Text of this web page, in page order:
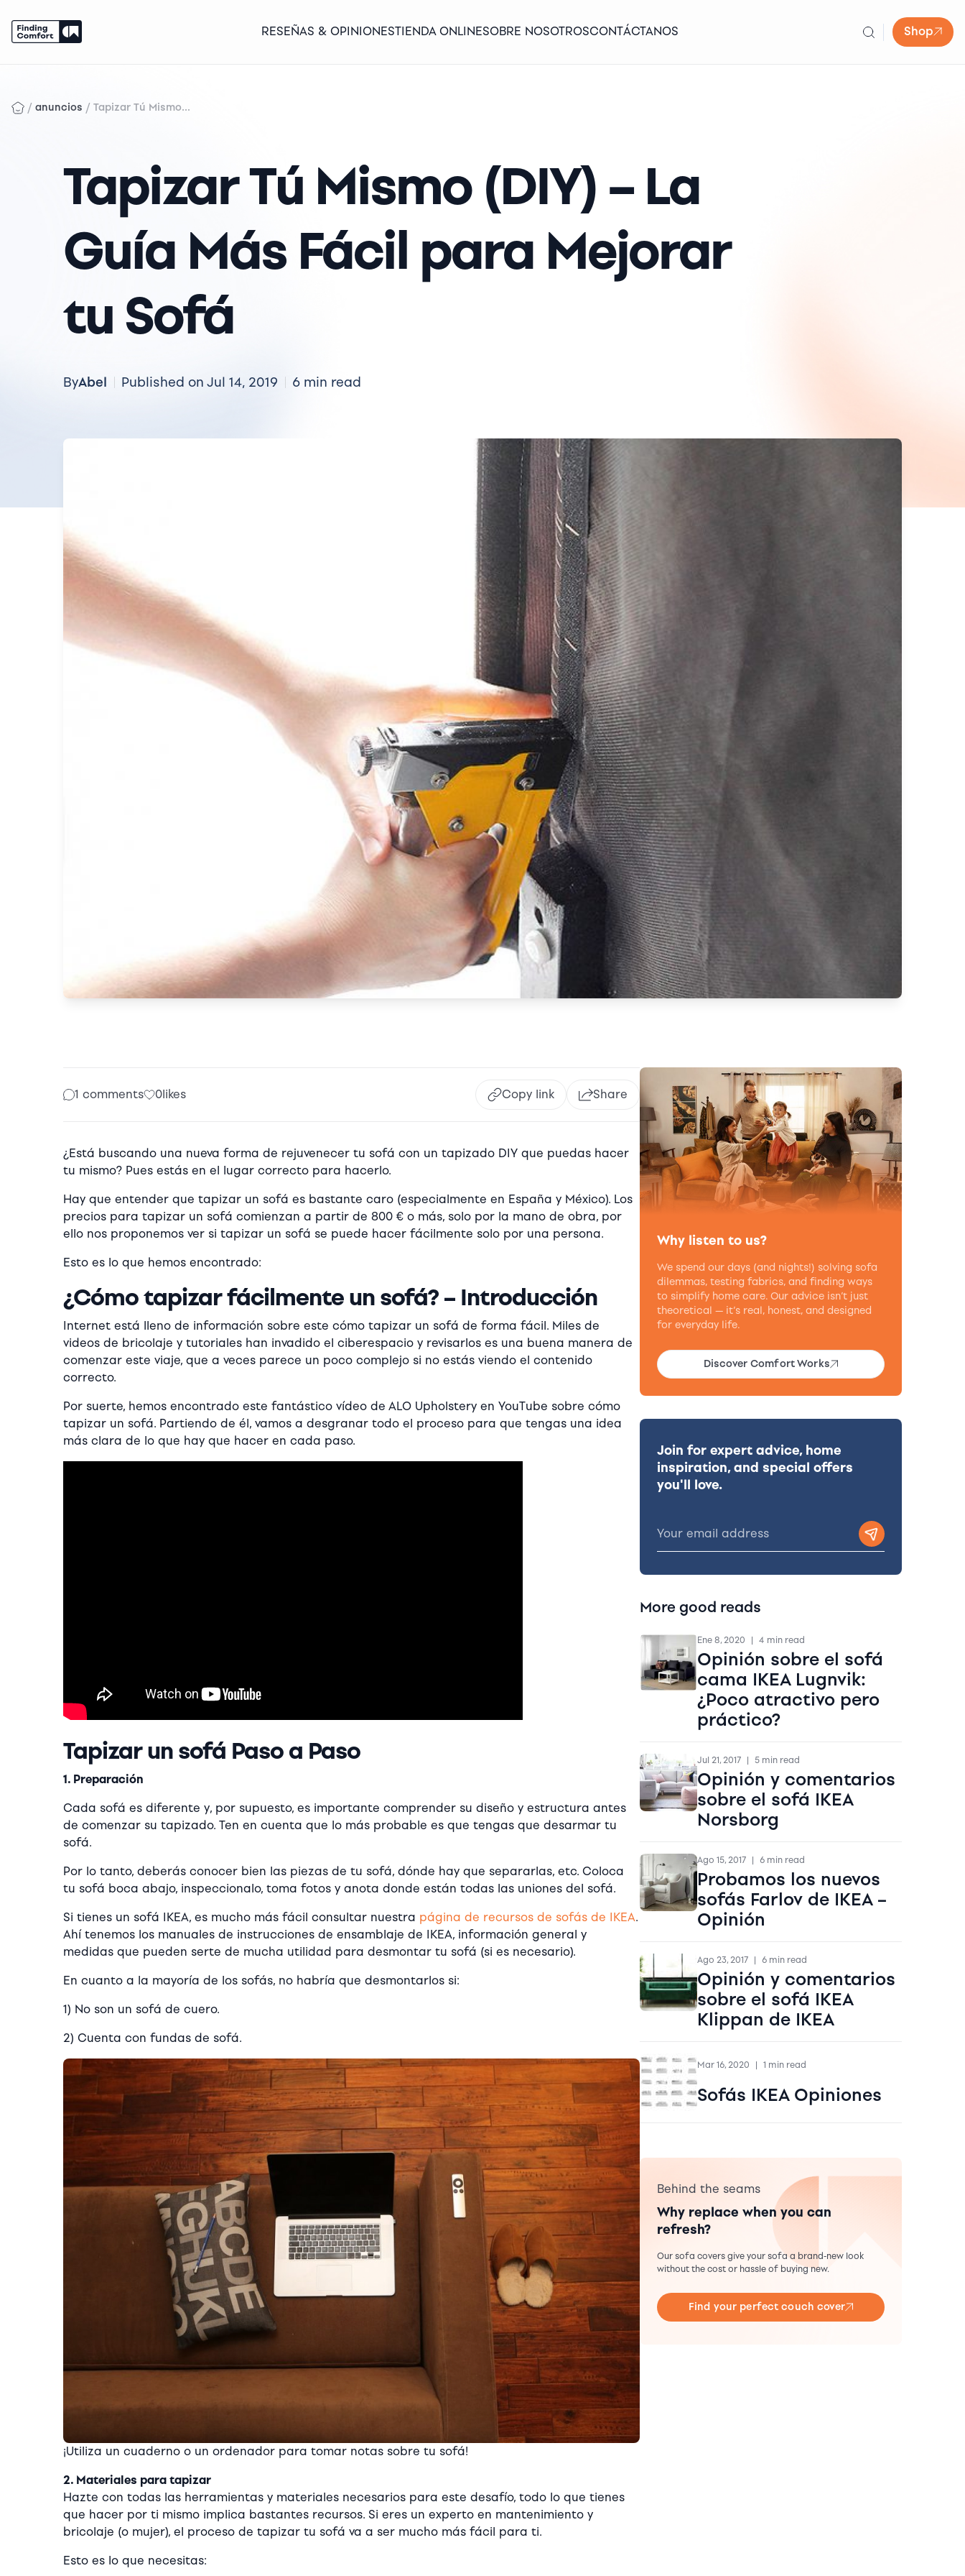
RESEÑAS & OPINIONESTIENDA ONLINESOBRE NOSOTROSCONTÁCTANOS Shop
content
/ anuncios / Tapizar Tú Mismo...
Tapizar Tú Mismo (DIY) – La
Guía Más Fácil para Mejorar
tu Sofá
ByAbel Published on Jul 14, 2019 6 min read
1 comments 0likes Copy link Share
¿Está buscando una nueva forma de rejuvenecer tu sofá con un tapizado DIY que puedas hacer
tu mismo? Pues estás en el lugar correcto para hacerlo.
Hay que entender que tapizar un sofá es bastante caro (especialmente en España y México). Los
precios para tapizar un sofá comienzan a partir de 800 € o más, solo por la mano de obra, por
ello nos proponemos ver si tapizar un sofá se puede hacer fácilmente solo por una persona.
Esto es lo que hemos encontrado:
¿Cómo tapizar fácilmente un sofá? – Introducción
Internet está lleno de información sobre este cómo tapizar un sofá de forma fácil. Miles de
videos de bricolaje y tutoriales han invadido el ciberespacio y revisarlos es una buena manera de
comenzar este viaje, que a veces parece un poco complejo si no estás viendo el contenido
correcto.
Por suerte, hemos encontrado este fantástico vídeo de ALO Upholstery en YouTube sobre cómo
tapizar un sofá. Partiendo de él, vamos a desgranar todo el proceso para que tengas una idea
más clara de lo que hay que hacer en cada paso.
Tapizar un sofá Paso a Paso
1. Preparación
Cada sofá es diferente y, por supuesto, es importante comprender su diseño y estructura antes
de comenzar su tapizado. Ten en cuenta que lo más probable es que tengas que desarmar tu
sofá.
Por lo tanto, deberás conocer bien las piezas de tu sofá, dónde hay que separarlas, etc. Coloca
tu sofá boca abajo, inspeccionalo, toma fotos y anota donde están todas las uniones del sofá.
Si tienes un sofá IKEA, es mucho más fácil consultar nuestra página de recursos de sofás de IKEA.
Ahí tenemos los manuales de instrucciones de ensamblaje de IKEA, información general y
medidas que pueden serte de mucha utilidad para desmontar tu sofá (si es necesario).
En cuanto a la mayoría de los sofás, no habría que desmontarlos si:
1) No son un sofá de cuero.
2) Cuenta con fundas de sofá.
¡Utiliza un cuaderno o un ordenador para tomar notas sobre tu sofá!
2. Materiales para tapizar
Hazte con todas las herramientas y materiales necesarios para este desafío, todo lo que tienes
que hacer por ti mismo implica bastantes recursos. Si eres un experto en mantenimiento y
bricolaje (o mujer), el proceso de tapizar tu sofá va a ser mucho más fácil para ti.
Esto es lo que necesitas:
Why listen to us?
We spend our days (and nights!) solving sofa
dilemmas, testing fabrics, and finding ways
to simplify home care. Our advice isn’t just
theoretical — it’s real, honest, and designed
for everyday life.
Discover Comfort Works
Join for expert advice, home
inspiration, and special offers
you'll love.
More good reads
Ene 8, 2020 | 4 min read
Opinión sobre el sofá
cama IKEA Lugnvik:
¿Poco atractivo pero
práctico?
Jul 21, 2017 | 5 min read
Opinión y comentarios
sobre el sofá IKEA
Norsborg
Ago 15, 2017 | 6 min read
Probamos los nuevos
sofás Farlov de IKEA –
Opinión
Ago 23, 2017 | 6 min read
Opinión y comentarios
sobre el sofá IKEA
Klippan de IKEA
Mar 16, 2020 1 min read
Sofás IKEA Opiniones
Behind the seams
Why replace when you can
refresh?
Our sofa covers give your sofa a brand-new look
without the cost or hassle of buying new.
Find your perfect couch cover